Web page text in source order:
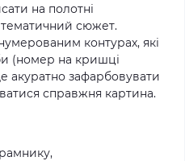
на полотні
сюжет.
контурах, які
(номер на кришці
акуратно зафарбовувати
справжня картина.